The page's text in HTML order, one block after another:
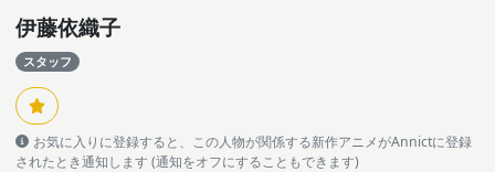
伊藤依織子
スタッフ
お気に入りに登録すると、この人物が関係する新作アニメがAnnictに登録
されたとき通知します (通知をオフにすることもできます)